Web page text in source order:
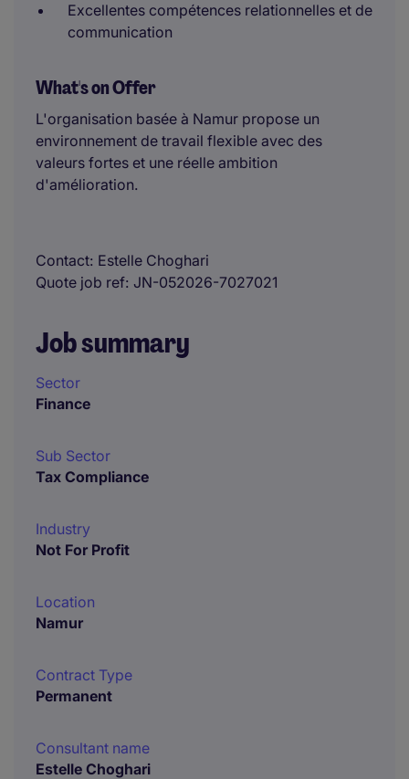
Excellentes compétences relationnelles et de
communication
What's on Offer
L'organisation basée à Namur propose un
environnement de travail flexible avec des
valeurs fortes et une réelle ambition
d'amélioration.
Contact Estelle Choghari
Quote job ref JN-052026-7027021
Job summary
Sector
Finance
Sub Sector
Tax Compliance
Industry
Not For Profit
Location
Namur
Contract Type
Permanent
Consultant name
Estelle Choghari